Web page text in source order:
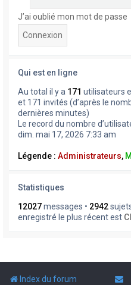
J’ai oublié mon mot de passe
Qui est en ligne
Au total il y a 171 utilisateurs
et 171 invités (d’après le
dernières minutes)
Le record du nombre
dim. mai 17, 2026 7:33 am
Légende : Administrateurs,
Statistiques
12027messages • 2942
enregistré le plus récent est
Index du forum